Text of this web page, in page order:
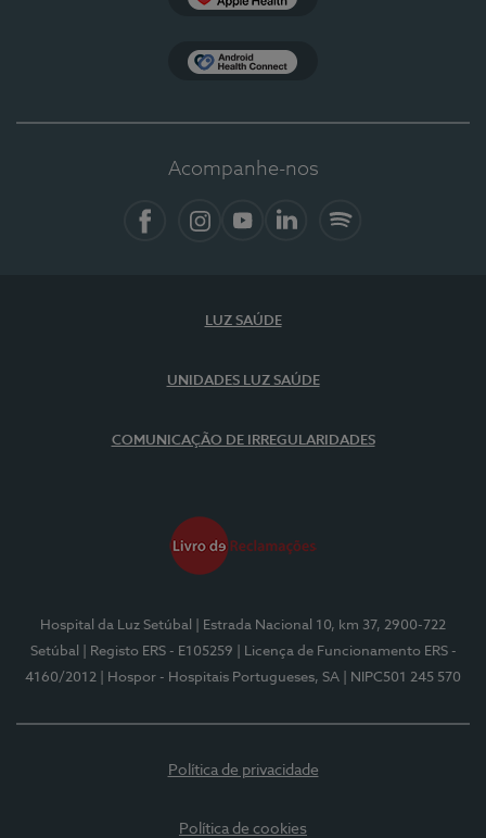
Acompanhe-nos
LUZ SAÚDE
UNIDADES LUZ SAÚDE
COMUNICAÇÃO DE IRREGULARIDADES
Hospital da Luz Setúbal
| Estrada Nacional 10, km 37, 2900-722
Setúbal
| Registo ERS - E105259
| Licença de Funcionamento ERS -
4160/2012
| Hospor - Hospitais Portugueses, SA | NIPC501 245 570
Política de privacidade
Política de cookies